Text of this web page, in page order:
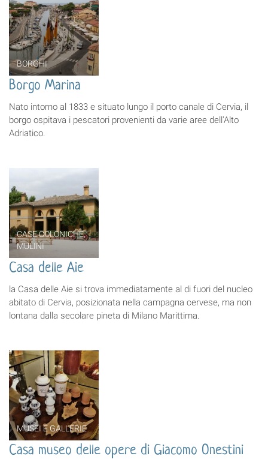
BORGHI
Borgo Marina
Nato intorno al 1833 e situato lungo il porto canale di Cervia, il
borgo ospitava i pescatori provenienti da varie aree dell'Alto
Adriatico.
CASE COLONICHE,
MULINI
Casa delle Aie
la Casa delle Aie si trova immediatamente al di fuori del nucleo
abitato di Cervia, posizionata nella campagna cervese, ma non
lontana dalla secolare pineta di Milano Marittima.
MUSEI E GALLERIE
Casa museo delle opere di Giacomo Onestini